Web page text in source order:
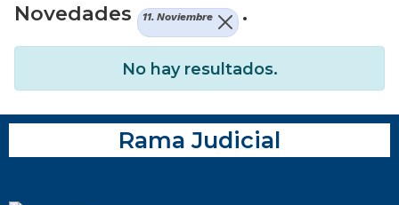
Novedades
11. Noviembre .
No hay resultados.
Rama Judicial